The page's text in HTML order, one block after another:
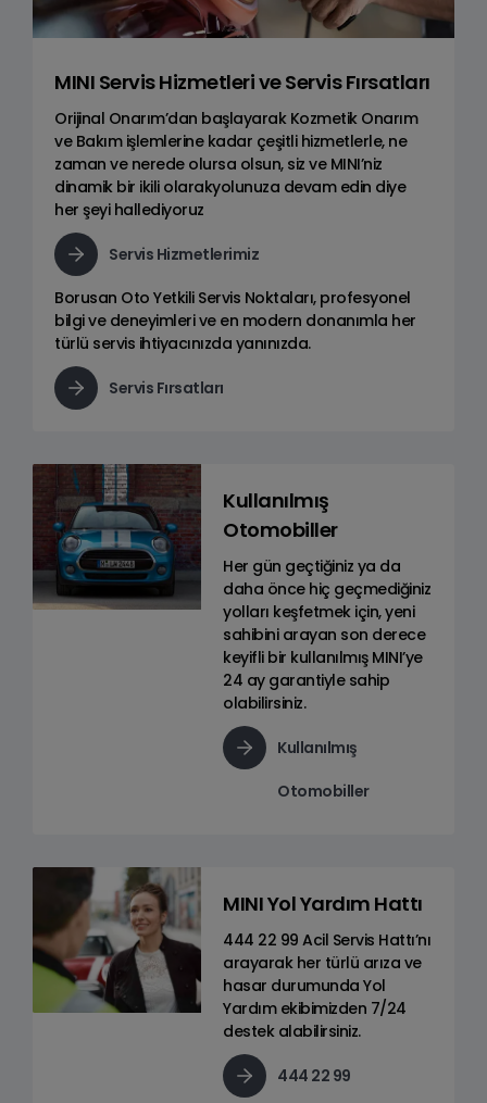
MINI Servis Hizmetleri ve Servis Fırsatları
Orijinal Onarım’dan başlayarak Kozmetik Onarım
ve Bakım işlemlerine kadar çeşitli hizmetlerle, ne
zaman ve nerede olursa olsun, siz ve MINI’niz
dinamik bir ikili olarakyolunuza devam edin diye
her şeyi hallediyoruz
Servis Hizmetlerimiz
Borusan Oto Yetkili Servis Noktaları, profesyonel
bilgi ve deneyimleri ve en modern donanımla her
türlü servis ihtiyacınızda yanınızda.
Servis Fırsatları
Kullanılmış
Otomobiller
Her gün geçtiğiniz ya da
daha önce hiç geçmediğiniz
yolları keşfetmek için, yeni
sahibini arayan son derece
keyifli bir kullanılmış MINI’ye
24 ay garantiyle sahip
olabilirsiniz.
Kullanılmış
Otomobiller
MINI Yol Yardım Hattı
444 22 99 Acil Servis Hattı’nı
arayarak her türlü arıza ve
hasar durumunda Yol
Yardım ekibimizden 7/24
destek alabilirsiniz.
444 22 99